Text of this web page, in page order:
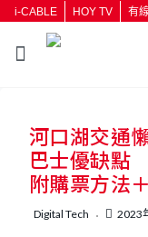
i-CABLE HOY TV 有
河口湖交通
巴士優缺點
附購票方法
Digital Tech 2023